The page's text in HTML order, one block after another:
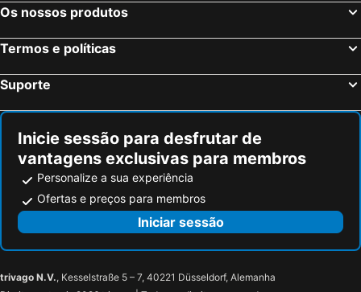
Os nossos produtos
Termos e políticas
Suporte
Inicie sessão para desfrutar de
vantagens exclusivas para membros
Personalize a sua experiência
Ofertas e preços para membros
Iniciar sessão
trivago N.V., Kesselstraße 5 – 7, 40221 Düsseldorf, Alemanha